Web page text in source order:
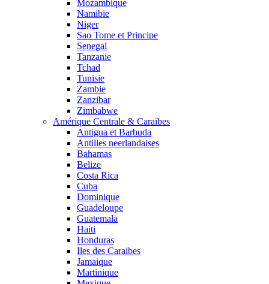
Mozambique
Namibie
Niger
Sao Tome et Principe
Senegal
Tanzanie
Tchad
Tunisie
Zambie
Zanzibar
Zimbabwe
Amérique Centrale & Caraïbes
Antigua et Barbuda
Antilles neerlandaises
Bahamas
Belize
Costa Rica
Cuba
Dominique
Guadeloupe
Guatemala
Haiti
Honduras
Iles des Caraibes
Jamaique
Martinique